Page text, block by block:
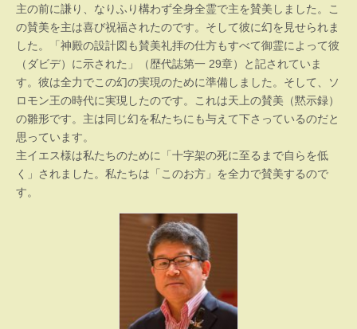
主の前に謙り、なりふり構わず全身全霊で主を賛美しました。こ
の賛美を主は喜び祝福されたのです。そして彼に幻を見せられま
した。「神殿の設計図も賛美礼拝の仕方もすべて御霊によって彼
（ダビデ）に示された」（歴代誌第一 29章）と記されていま
す。彼は全力でこの幻の実現のために準備しました。そして、ソ
ロモン王の時代に実現したのです。これは天上の賛美（黙示録）
の雛形です。主は同じ幻を私たちにも与えて下さっているのだと
思っています。
主イエス様は私たちのために「十字架の死に至るまで自らを低
く」されました。私たちは「このお方」を全力で賛美するので
す。